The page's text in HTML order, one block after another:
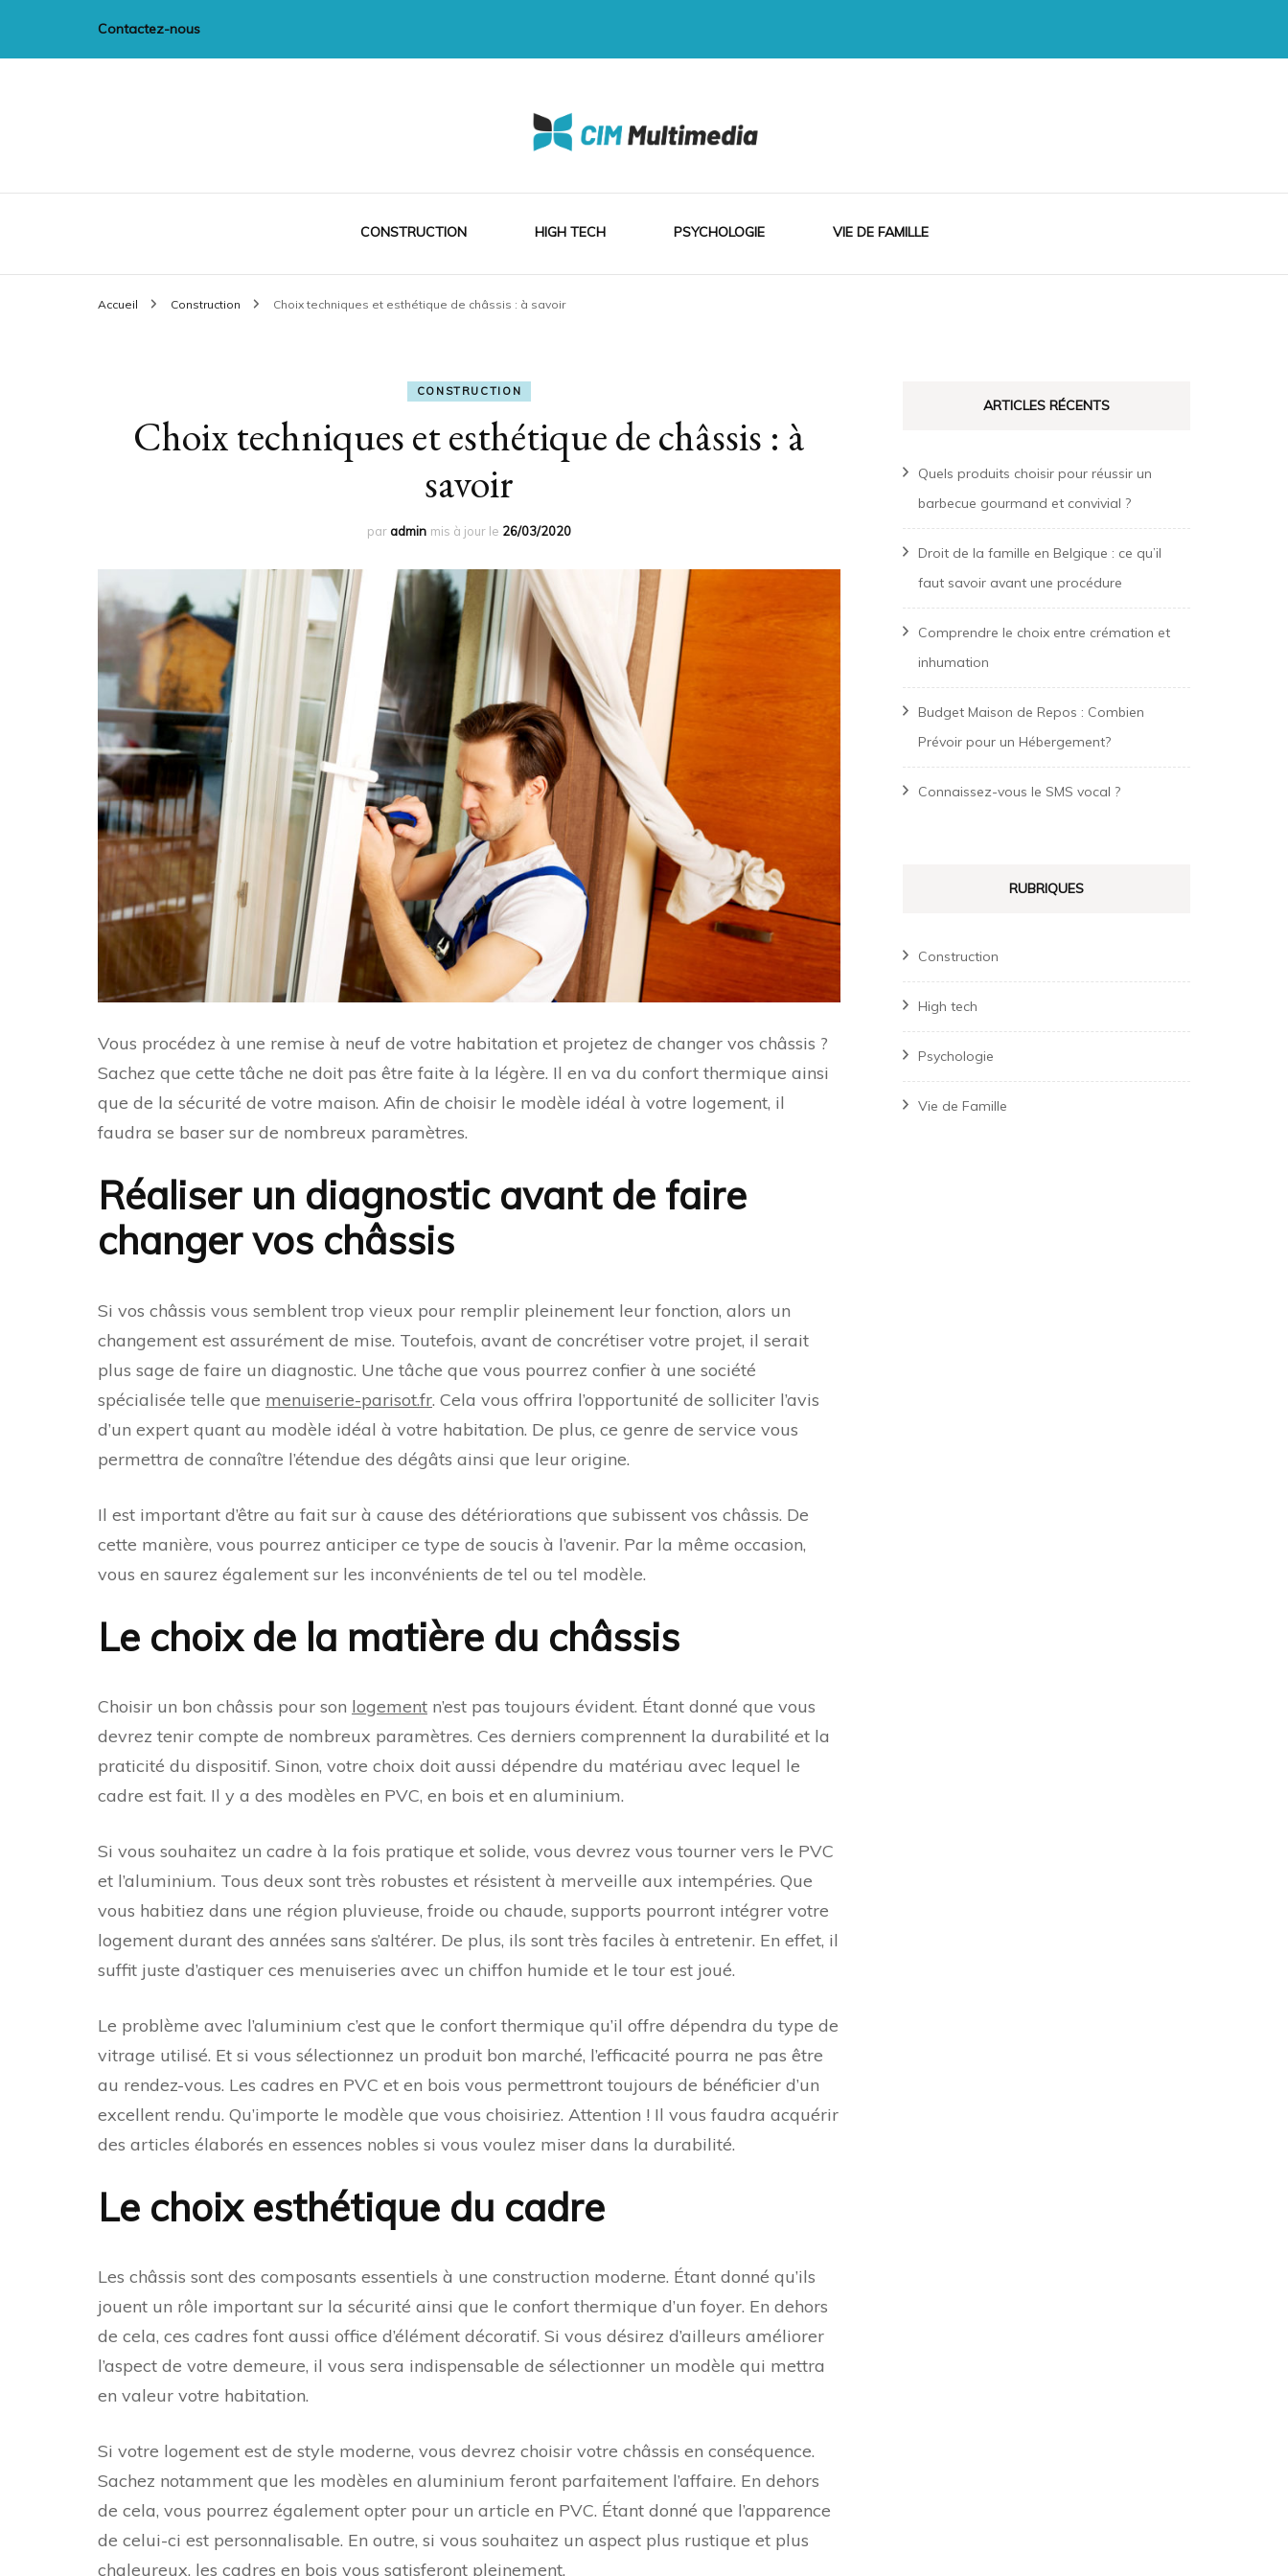
Contactez-nous
CIM-Multimédia
CONSTRUCTION HIGH TECH PSYCHOLOGIE VIE DE FAMILLE
Accueil Construction Choix techniques et esthétique de châssis : à savoir
CONSTRUCTION
Choix techniques et esthétique de châssis : à
savoir
paradmin mis à jour le 26/03/2020
Vous procédez à une remise à neuf de votre habitation et projetez de changer vos châssis ?
Sachez que cette tâche ne doit pas être faite à la légère. Il en va du confort thermique ainsi
que de la sécurité de votre maison. Afin de choisir le modèle idéal à votre logement, il
faudra se baser sur de nombreux paramètres.
Réaliser un diagnostic avant de faire
changer vos châssis
Si vos châssis vous semblent trop vieux pour remplir pleinement leur fonction, alors un
changement est assurément de mise. Toutefois, avant de concrétiser votre projet, il serait
plus sage de faire un diagnostic. Une tâche que vous pourrez confier à une société
spécialisée telle que menuiserie-parisot.fr. Cela vous offrira l’opportunité de solliciter l’avis
d’un expert quant au modèle idéal à votre habitation. De plus, ce genre de service vous
permettra de connaître l’étendue des dégâts ainsi que leur origine.
Il est important d’être au fait sur à cause des détériorations que subissent vos châssis. De
cette manière, vous pourrez anticiper ce type de soucis à l’avenir. Par la même occasion,
vous en saurez également sur les inconvénients de tel ou tel modèle.
Le choix de la matière du châssis
Choisir un bon châssis pour son logement n’est pas toujours évident. Étant donné que vous
devrez tenir compte de nombreux paramètres. Ces derniers comprennent la durabilité et la
praticité du dispositif. Sinon, votre choix doit aussi dépendre du matériau avec lequel le
cadre est fait. Il y a des modèles en PVC, en bois et en aluminium.
Si vous souhaitez un cadre à la fois pratique et solide, vous devrez vous tourner vers le PVC
et l’aluminium. Tous deux sont très robustes et résistent à merveille aux intempéries. Que
vous habitiez dans une région pluvieuse, froide ou chaude, supports pourront intégrer votre
logement durant des années sans s’altérer. De plus, ils sont très faciles à entretenir. En effet, il
suffit juste d’astiquer ces menuiseries avec un chiffon humide et le tour est joué.
Le problème avec l’aluminium c’est que le confort thermique qu’il offre dépendra du type de
vitrage utilisé. Et si vous sélectionnez un produit bon marché, l’efficacité pourra ne pas être
au rendez-vous. Les cadres en PVC et en bois vous permettront toujours de bénéficier d’un
excellent rendu. Qu’importe le modèle que vous choisiriez. Attention ! Il vous faudra acquérir
des articles élaborés en essences nobles si vous voulez miser dans la durabilité.
Le choix esthétique du cadre
Les châssis sont des composants essentiels à une construction moderne. Étant donné qu’ils
jouent un rôle important sur la sécurité ainsi que le confort thermique d’un foyer. En dehors
de cela, ces cadres font aussi office d’élément décoratif. Si vous désirez d’ailleurs améliorer
l’aspect de votre demeure, il vous sera indispensable de sélectionner un modèle qui mettra
en valeur votre habitation.
Si votre logement est de style moderne, vous devrez choisir votre châssis en conséquence.
Sachez notamment que les modèles en aluminium feront parfaitement l’affaire. En dehors
de cela, vous pourrez également opter pour un article en PVC. Étant donné que l’apparence
de celui-ci est personnalisable. En outre, si vous souhaitez un aspect plus rustique et plus
chaleureux, les cadres en bois vous satisferont pleinement.
ARTICLES RÉCENTS
Quels produits choisir pour réussir un
barbecue gourmand et convivial ?
Droit de la famille en Belgique : ce qu’il
faut savoir avant une procédure
Comprendre le choix entre crémation et
inhumation
Budget Maison de Repos : Combien
Prévoir pour un Hébergement?
Connaissez-vous le SMS vocal ?
RUBRIQUES
Construction
High tech
Psychologie
Vie de Famille